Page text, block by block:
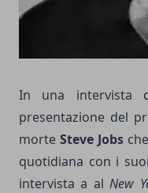
In una intervista
presentazione del
morteSteve Jobs
quotidiana con i
intervista a alNew